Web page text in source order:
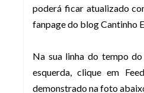
poderá ficar atualizado
fanpage do blog Cantinho
Na sua linha do tempo
esquerda, clique em
demonstrado na foto